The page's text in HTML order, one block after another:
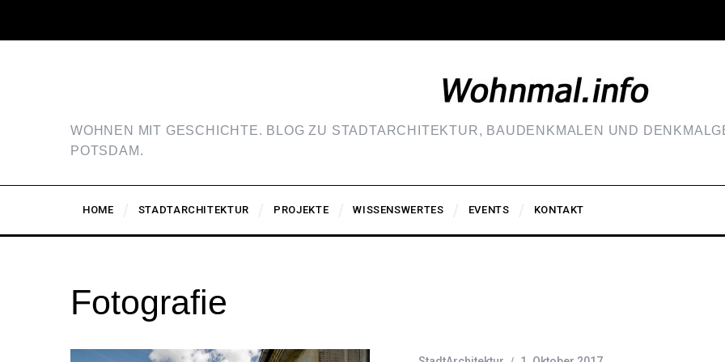
WOHNEN MIT GESCHICHTE. BLOG ZU STADTARCHITEKTUR, BAUDENKMALEN UND
POTSDAM.
HOME STADTARCHITEKTUR PROJEKTE WISSENSWERTES EVENTS KONTAKT
Fotografie